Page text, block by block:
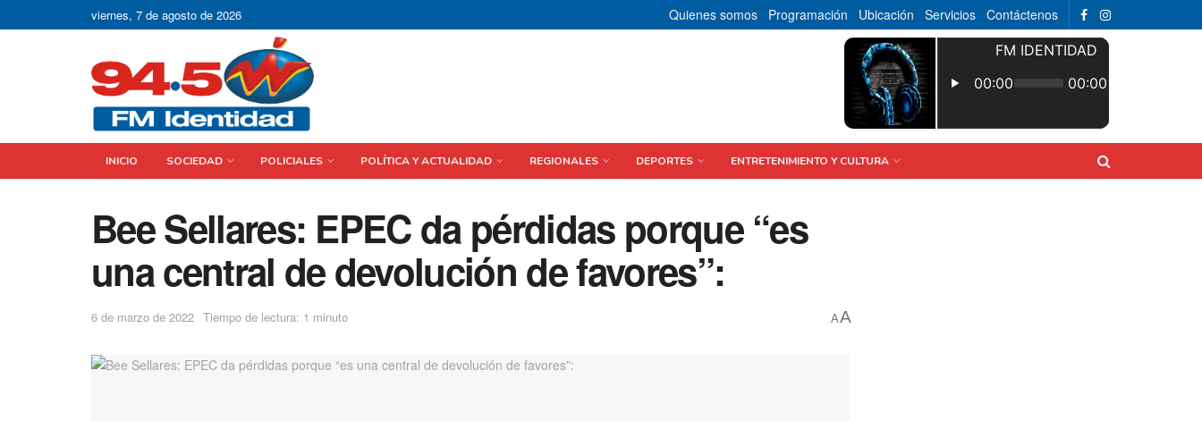
viernes, 7 de agosto de 2026 Quienes somos Programación Ubicación Servicios Contáctenos
INICIO SOCIEDAD POLICIALES POLÍTICA Y ACTUALIDAD REGIONALES DEPORTES ENTRETENIMIENTO Y CULTURA
Bee Sellares: EPEC da pérdidas porque “es
una central de devolución de favores”:
6 de marzo de 2022 Tiempo de lectura: 1 minuto AA